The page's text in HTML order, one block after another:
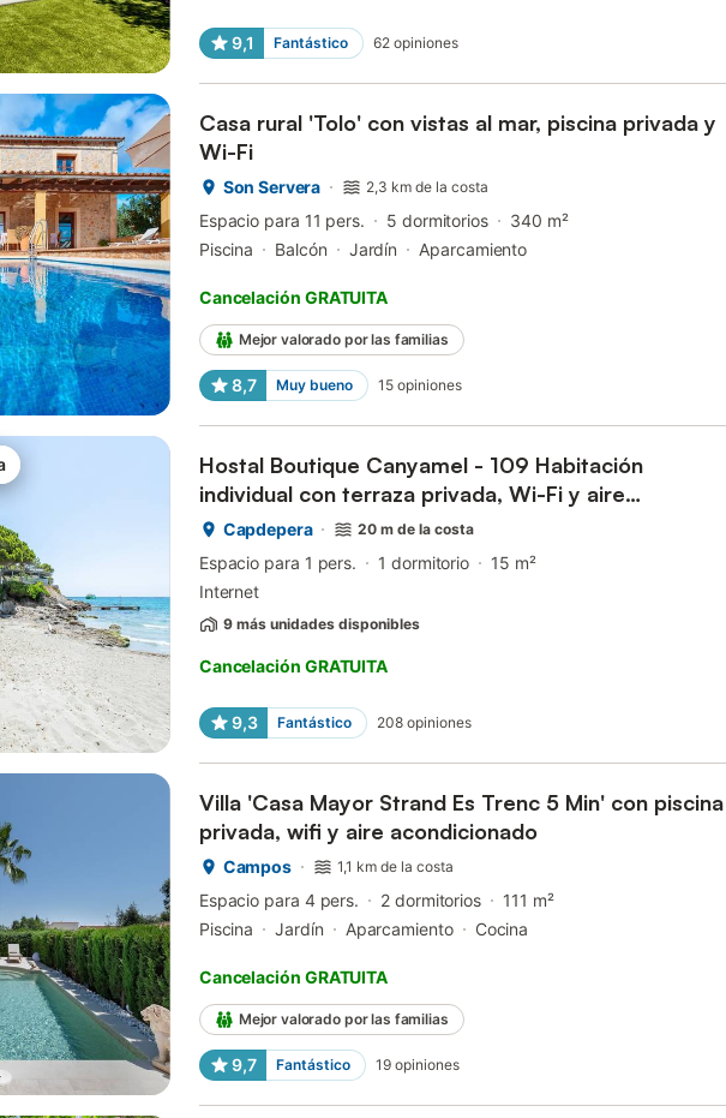
9,1 Fantástico 62 opiniones
Casa rural 'Tolo' con vistas al mar, piscina privada y
Wi-Fi
Son Servera 2,3 km de la costa
Espacio para 11 pers. 5 dormitorios
340 m²
Piscina
Balcón Jardín Aparcamiento
Cancelación GRATUITA
Mejor valorado por las familias
8,7 Muy bueno 15 opiniones
Hostal Boutique Canyamel - 109 Habitación
individual con terraza privada, Wi-Fi y aire
acondicionado
Capdepera 20 m de la costa
Espacio para 1 pers. 1 dormitorio
15 m²
Internet
9 más unidades disponibles
Cancelación GRATUITA
9,3 Fantástico 208 opiniones
Villa 'Casa Mayor Strand Es Trenc 5 Min' con piscina
privada, wifi y aire acondicionado
Campos 1,1 km de la costa
Espacio para 4 pers. 2 dormitorios
111 m²
Piscina
Jardín Aparcamiento Cocina
Cancelación GRATUITA
Mejor valorado por las familias
9,7 Fantástico 19 opiniones